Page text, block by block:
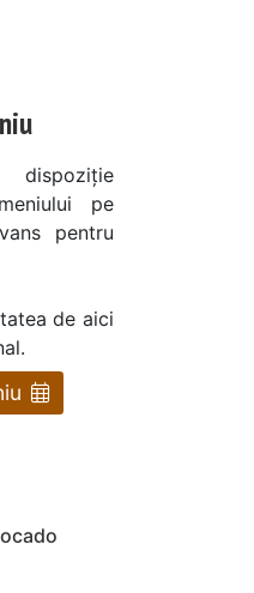
pe
pentru
de aici